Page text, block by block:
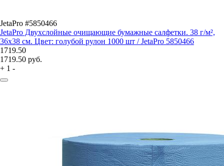
JetaPro #5850466
JetaPro Двухслойные очищающие бумажные салфетки. 38 г/м²,
36х38 см. Цвет: голубой рулон 1000 шт / JetaPro 5850466
1719.50
1719.50 руб.
+ 1 -